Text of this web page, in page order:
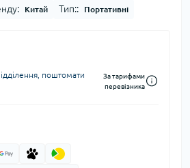
Китай Тип:: Портативні
поштомати
За тарифами
перевізника